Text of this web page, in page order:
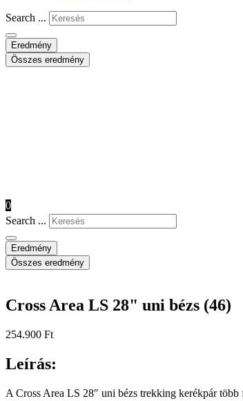
Search ...
Eredmény
Összes eredmény
0
Search ...
Eredmény
Összes eredmény
Cross Area LS 28" uni bézs (46)
254.900 Ft
Leírás:
A Cross Area LS 28″ uni bézs trekking kerékpár